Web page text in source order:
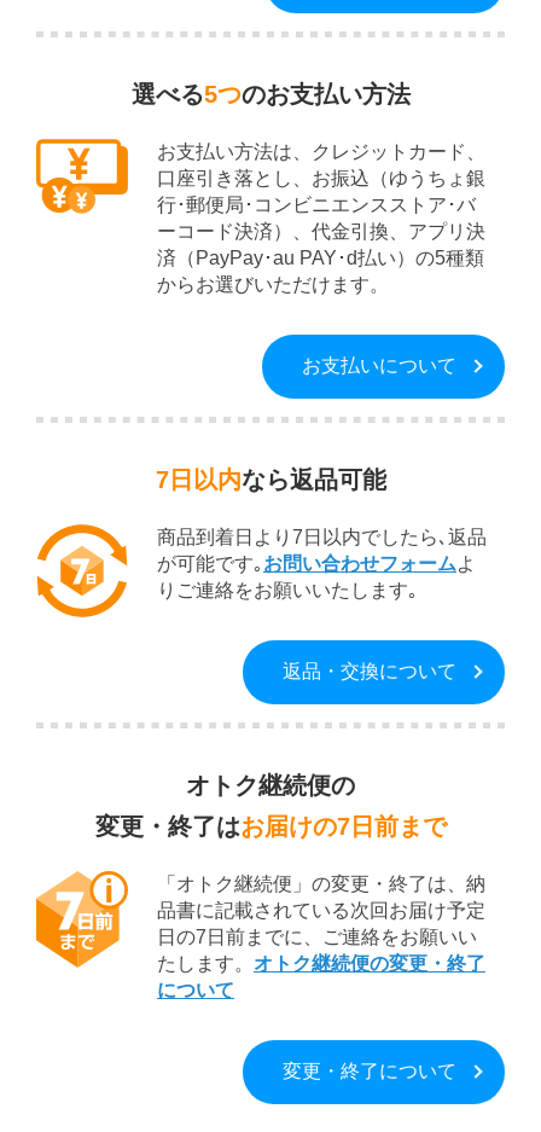
選べる5つのお支払い方法
お支払い方法は、クレジットカード、
口座引き落とし、お振込（ゆうちょ銀
行･郵便局･コンビニエンスストア･バ
ーコード決済）、代金引換、アプリ決
済（PayPay･au PAY･d払い）の5種類
からお選びいただけます。
お支払いについて
7日以内なら返品可能
商品到着日より7日以内でしたら､返品
が可能です｡ お問い合わせフォームよ
りご連絡をお願いいたします｡
返品・交換について
オトク継続便の
変更・終了はお届けの7日前まで
「オトク継続便」の変更・終了は、納
品書に記載されている次回お届け予定
日の7日前までに、ご連絡をお願いい
たします。 オトク継続便の変更・終了
について
変更・終了について